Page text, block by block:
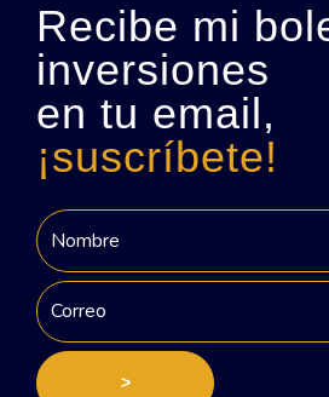
Recibe mi
inversiones
en tu email,
¡suscríbete!
>